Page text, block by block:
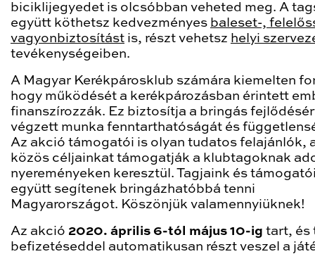
biciklijegyedet is olcsóbban veheted meg. A
együtt köthetsz kedvezményes baleset-,
vagyonbiztosítást is, részt vehetsz helyi
tevékenységeiben.
A Magyar Kerékpárosklub számára kiemelten
hogy működését a kerékpározásban érintett
finanszírozzák. Ez biztosítja a bringás
végzett munka fenntarthatóságát és
Az akció támogatói is olyan tudatos felajánlók,
közös céljainkat támogatják a klubtagoknak
nyereményeken keresztül. Tagjaink és
együtt segítenek bringázhatóbbá tenni
Magyarországot. Köszönjük valamennyiüknek!
Az akció 2020. április 6-tól május 10-ig tart, és
befizetéseddel automatikusan részt veszel a